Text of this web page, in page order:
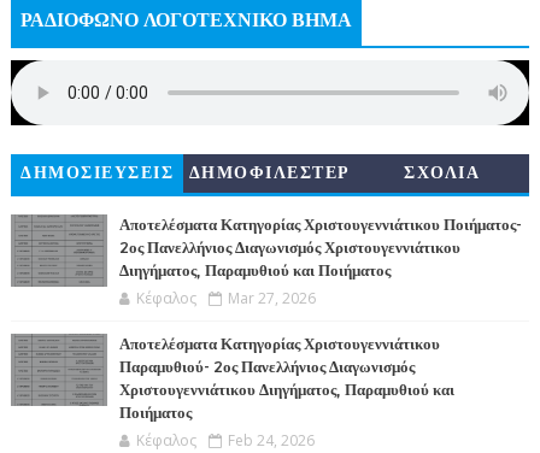
ΡΑΔΙΟΦΩΝΟ ΛΟΓΟΤΕΧΝΙΚΟ ΒΗΜΑ
ΔΗΜΟΣΙΕΥΣΕΙΣ
ΔΗΜΟΦΙΛΕΣΤΕΡ
ΣΧΟΛΙΑ
Αποτελέσματα Κατηγορίας Χριστουγεννιάτικου Ποιήματος-
2ος Πανελλήνιος Διαγωνισμός Χριστουγεννιάτικου
Διηγήματος, Παραμυθιού και Ποιήματος
Κέφαλος Mar 27, 2026
Αποτελέσματα Κατηγορίας Χριστουγεννιάτικου
Παραμυθιού- 2ος Πανελλήνιος Διαγωνισμός
Χριστουγεννιάτικου Διηγήματος, Παραμυθιού και
Ποιήματος
Κέφαλος Feb 24, 2026